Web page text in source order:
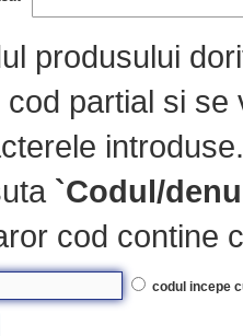
produsului
partial si
introduse.
`Codul/
cod contine
codul incepe